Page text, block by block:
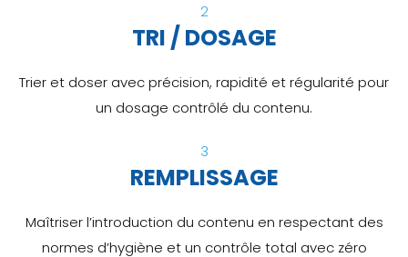
2
TRI / DOSAGE
Trier et doser avec précision, rapidité et régularité pour
un dosage contrôlé du contenu.
3
REMPLISSAGE
Maîtriser l’introduction du contenu en respectant des
normes d’hygiène et un contrôle total avec zéro